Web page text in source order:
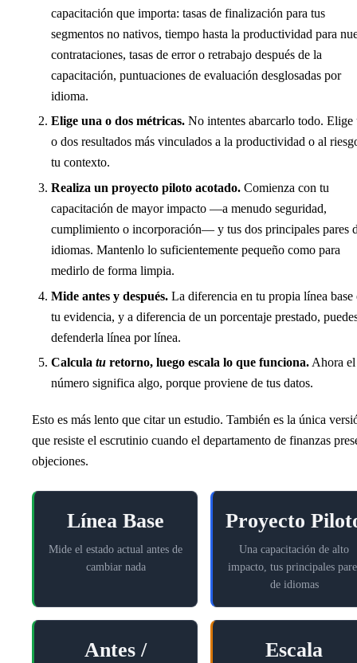
capacitación que importa: tasas de finalización para tus
segmentos no nativos, tiempo hasta la productividad para
contrataciones, tasas de error o retrabajo después de la
capacitación, puntuaciones de evaluación desglosadas por
idioma.
Elige una o dos métricas. No intentes abarcarlo todo. Elige
o dos resultados más vinculados a la productividad o al
tu contexto.
Realiza un proyecto piloto acotado. Comienza con tu
capacitación de mayor impacto —a menudo seguridad,
cumplimiento o incorporación— y tus dos principales pares
idiomas. Mantenlo lo suficientemente pequeño como para
medirlo de forma limpia.
Mide antes y después. La diferencia en tu propia línea base
tu evidencia, y a diferencia de un porcentaje prestado,
defenderla línea por línea.
Calcula tu retorno, luego escala lo que funciona. Ahora el
número significa algo, porque proviene de tus datos.
Esto es más lento que citar un estudio. También es la única
que resiste el escrutinio cuando el departamento de finanzas
objeciones.
Línea Base
Mide el estado actual antes de
cambiar nada
Proyecto
Una capacitación de alto
impacto, tus principales
de idiomas
Antes /
Escala